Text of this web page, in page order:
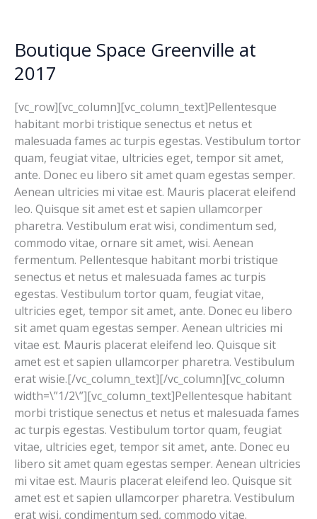
Boutique Space Greenville at
2017
[vc_row][vc_column][vc_column_text]Pellentesque
habitant morbi tristique senectus et netus et
malesuada fames ac turpis egestas. Vestibulum tortor
quam, feugiat vitae, ultricies eget, tempor sit amet,
ante. Donec eu libero sit amet quam egestas semper.
Aenean ultricies mi vitae est. Mauris placerat eleifend
leo. Quisque sit amet est et sapien ullamcorper
pharetra. Vestibulum erat wisi, condimentum sed,
commodo vitae, ornare sit amet, wisi. Aenean
fermentum. Pellentesque habitant morbi tristique
senectus et netus et malesuada fames ac turpis
egestas. Vestibulum tortor quam, feugiat vitae,
ultricies eget, tempor sit amet, ante. Donec eu libero
sit amet quam egestas semper. Aenean ultricies mi
vitae est. Mauris placerat eleifend leo. Quisque sit
amet est et sapien ullamcorper pharetra. Vestibulum
erat wisie.[/vc_column_text][/vc_column][vc_column
width=\”1/2\”][vc_column_text]Pellentesque habitant
morbi tristique senectus et netus et malesuada fames
ac turpis egestas. Vestibulum tortor quam, feugiat
vitae, ultricies eget, tempor sit amet, ante. Donec eu
libero sit amet quam egestas semper. Aenean ultricies
mi vitae est. Mauris placerat eleifend leo. Quisque sit
amet est et sapien ullamcorper pharetra. Vestibulum
erat wisi, condimentum sed, commodo vitae.
Boutique
Greenville
2017